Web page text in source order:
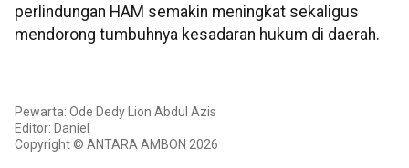
perlindungan HAM semakin meningkat sekaligus
mendorong tumbuhnya kesadaran hukum di daerah.
Pewarta: Ode Dedy Lion Abdul Azis
Editor: Daniel
Copyright © ANTARA AMBON 2026